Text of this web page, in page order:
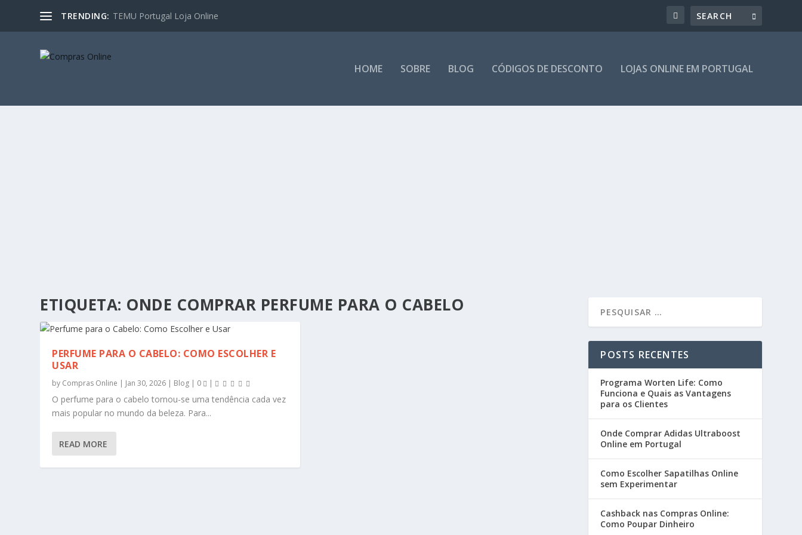
TRENDING: TEMU Portugal Loja Online
HOME SOBRE BLOG CÓDIGOS DE DESCONTO LOJAS ONLINE EM PORTUGAL
ETIQUETA: ONDE COMPRAR PERFUME PARA O CABELO
PERFUME PARA O CABELO: COMO ESCOLHER E
USAR
by Compras Online | Jan 30, 2026 | Blog | 0 |
O perfume para o cabelo tornou-se uma tendência cada vez
mais popular no mundo da beleza. Para...
READ MORE
POSTS RECENTES
Programa Worten Life: Como
Funciona e Quais as Vantagens
para os Clientes
Onde Comprar Adidas Ultraboost
Online em Portugal
Como Escolher Sapatilhas Online
sem Experimentar
Cashback nas Compras Online:
Como Poupar Dinheiro